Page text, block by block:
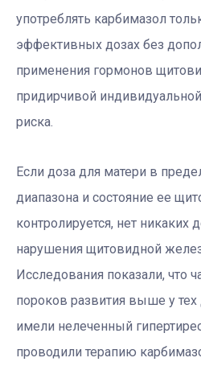
употреблять карбимазол
эффективных дозах без
применения гормонов
придирчивой
риска.
Если доза для матери в
диапазона и состояние ее
контролируется, нет никаких
нарушения щитовидной
Исследования показали, что
пороков развития выше у тех
имели нелеченный
проводили терапию